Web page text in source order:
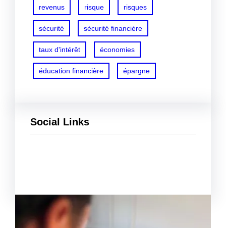
revenus risque risques
sécurité sécurité financière
taux d'intérêt économies
éducation financière épargne
Social Links